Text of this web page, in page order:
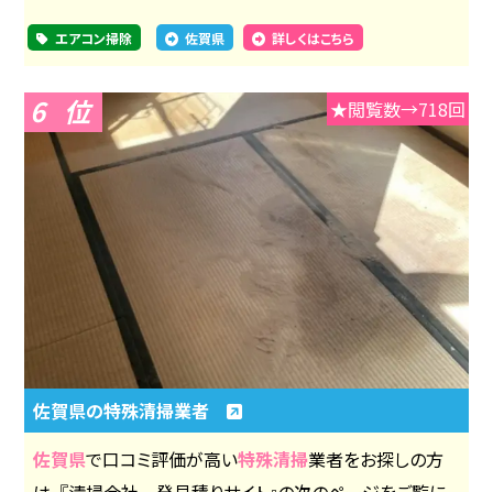
エアコン掃除 佐賀県 詳しくはこちら
6 ★閲覧数→718回
佐賀県の特殊清掃業者
佐賀県で口コミ評価が高い特殊清掃業者をお探しの方